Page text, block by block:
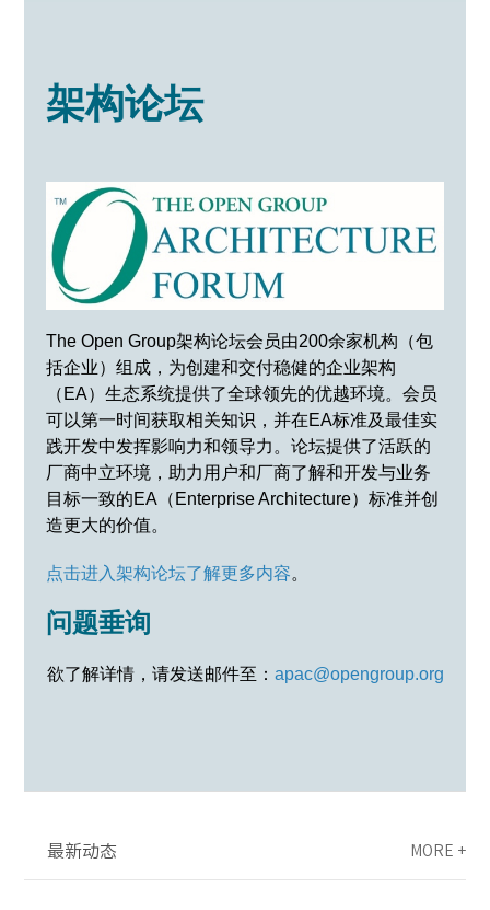
架构论坛
The Open Group架构论坛会员由200余家机构（包
括企业）组成，为创建和交付稳健的企业架构
（EA）生态系统提供了全球领先的优越环境。会员
可以第一时间获取相关知识，并在EA标准及最佳实
践开发中发挥影响力和领导力。论坛提供了活跃的
厂商中立环境，助力用户和厂商了解和开发与业务
目标一致的EA（Enterprise Architecture）标准并创
造更大的价值。
点击进入架构论坛了解更多内容。
问题垂询
欲了解详情，请发送邮件至： apac@opengroup.org
最新动态 MORE +